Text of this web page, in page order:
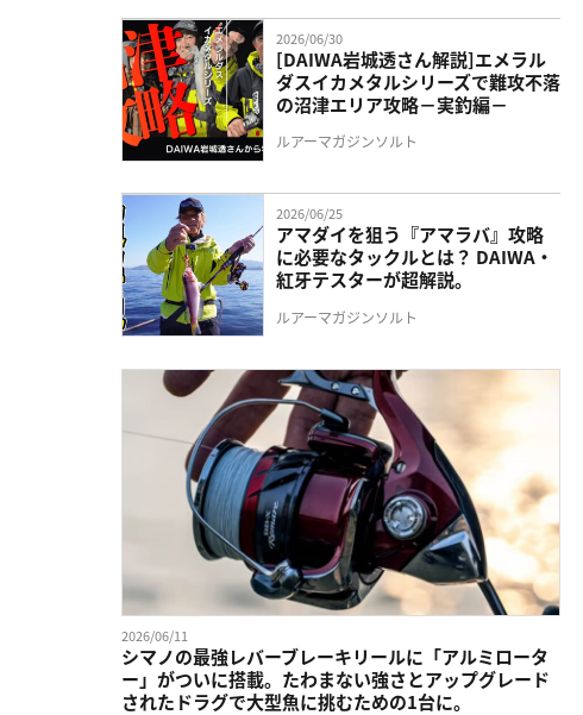
2026/06/30
[DAIWA岩城透さん解説]エメラル
ダスイカメタルシリーズで難攻不落
の沼津エリア攻略－実釣編－
ルアーマガジンソルト
2026/06/25
アマダイを狙う『アマラバ』攻略
に必要なタックルとは？ DAIWA・
紅牙テスターが超解説。
ルアーマガジンソルト
2026/06/11
シマノの最強レバーブレーキリールに「アルミロータ
ー」がついに搭載。たわまない強さとアップグレード
されたドラグで大型魚に挑むための1台に。